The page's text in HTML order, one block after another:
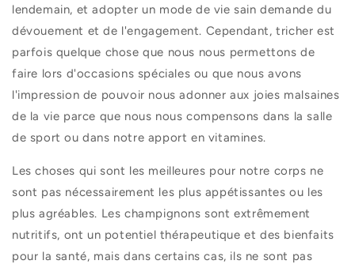
lendemain, et adopter un mode de vie sain demande du
dévouement et de l'engagement. Cependant, tricher est
parfois quelque chose que nous nous permettons de
faire lors d'occasions spéciales ou que nous avons
l'impression de pouvoir nous adonner aux joies malsaines
de la vie parce que nous nous compensons dans la salle
de sport ou dans notre apport en vitamines.
Les choses qui sont les meilleures pour notre corps ne
sont pas nécessairement les plus appétissantes ou les
plus agréables. Les champignons sont extrêmement
nutritifs, ont un potentiel thérapeutique et des bienfaits
pour la santé, mais dans certains cas, ils ne sont pas